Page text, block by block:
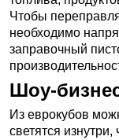
Чтобы
необходимо
заправочный
Шоу-
Из еврокубов
светятся